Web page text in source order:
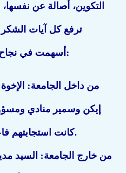
التكوين، أصالة عن
ترفع كل آيات
أسهمت في نجاح هذه الخرجة العلمية:
من داخل الجامعة:
إيكن وسمير منادي
كانت استجابتهم فاعلة، سريعة ومتفهمة.
من خارج الجامعة: السيد